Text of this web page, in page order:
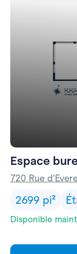
Espace
720 Rue
2699 pi²
Disponible